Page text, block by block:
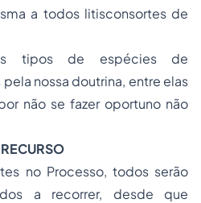
a todos litisconsortes de
tipos de espécies de
nossa doutrina, entre elas
não se fazer oportuno não
no Processo, todos serão
a recorrer, desde que